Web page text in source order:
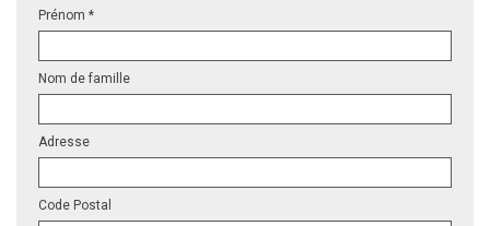
Prénom *
Nom de famille
Adresse
Code Postal